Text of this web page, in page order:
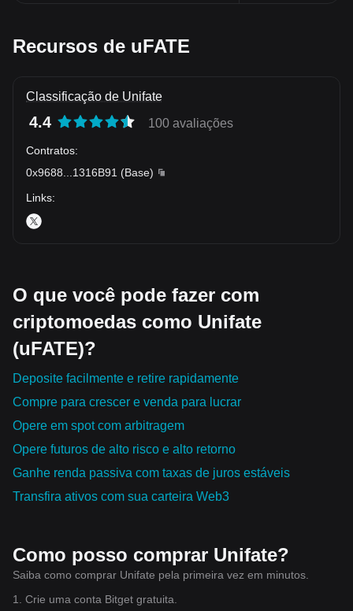
Recursos de uFATE
Classificação de Unifate
4.4 100 avaliações
Contratos:
0x9688
1316B91 (Base)
Links:
O que você pode fazer com
criptomoedas como Unifate
(uFATE)?
Deposite facilmente e retire rapidamente
Compre para crescer e venda para lucrar
Opere em spot com arbitragem
Opere futuros de alto risco e alto retorno
Ganhe renda passiva com taxas de juros estáveis
Transfira ativos com sua carteira Web3
Como posso comprar Unifate?
Saiba como comprar Unifate pela primeira vez em minutos.
1. Crie uma conta Bitget gratuita.